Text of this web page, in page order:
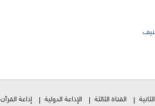
القناة الثالثة الإذاعة الدولية إذاعة